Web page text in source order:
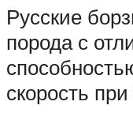
Русские
порода с
скорость при